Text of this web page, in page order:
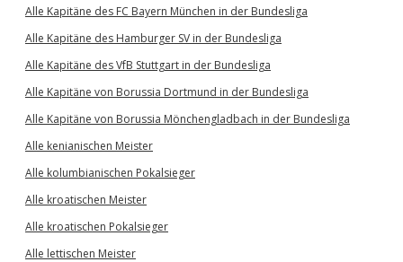
Alle Kapitäne des FC Bayern München in der Bundesliga
Alle Kapitäne des Hamburger SV in der Bundesliga
Alle Kapitäne des VfB Stuttgart in der Bundesliga
Alle Kapitäne von Borussia Dortmund in der Bundesliga
Alle Kapitäne von Borussia Mönchengladbach in der Bundesliga
Alle kenianischen Meister
Alle kolumbianischen Pokalsieger
Alle kroatischen Meister
Alle kroatischen Pokalsieger
Alle lettischen Meister